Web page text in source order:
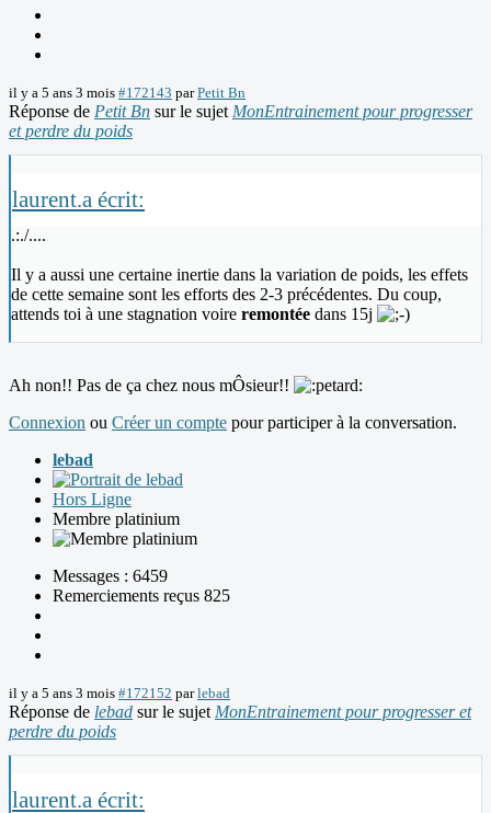
il y a 5 ans 3 mois #172143 parPetit Bn
Réponse de Petit Bn sur le sujet MonEntrainement pour progresser
et perdre du poids
laurent.a écrit:
.:./....
Il y a aussi une certaine inertie dans la variation de poids, les effets
de cette semaine sont les efforts des 2-3 précédentes. Du coup,
attends toi à une stagnation voire remontée dans 15j
Ah non!! Pas de ça chez nous mÔsieur!!
Connexion ou Créer un compte pour participer à la conversation.
lebad
Hors Ligne
Membre platinium
Messages : 6459
Remerciements reçus 825
il y a 5 ans 3 mois #172152 parlebad
Réponse de lebad sur le sujet MonEntrainement pour progresser et
perdre du poids
laurent.a écrit: